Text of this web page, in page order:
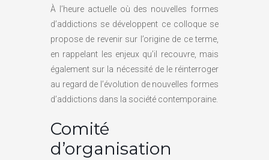
À l’heure actuelle où des nouvelles formes
d’addictions se développent ce colloque se
propose de revenir sur l’origine de ce terme,
en rappelant les enjeux qu’il recouvre, mais
également sur la nécessité de le réinterroger
au regard de l’évolution de nouvelles formes
d’addictions dans la société contemporaine.
Comité
d’organisation